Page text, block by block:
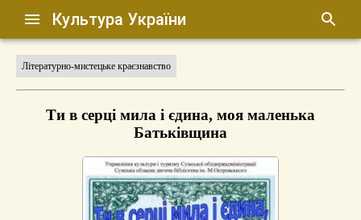
Культура України
Літературно-мистецьке краєзнавство
Ти в серці мила і єдина, моя маленька
Батьківщина